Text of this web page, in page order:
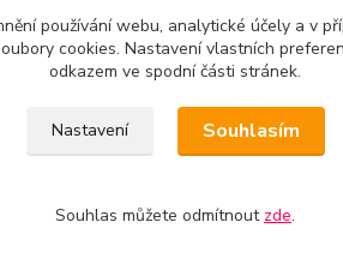
používání webu, analytické účely a v
cookies. Nastavení vlastních
odkazem ve spodní části stránek.
Nastavení Souhlasím
Souhlas můžete odmítnout zde.